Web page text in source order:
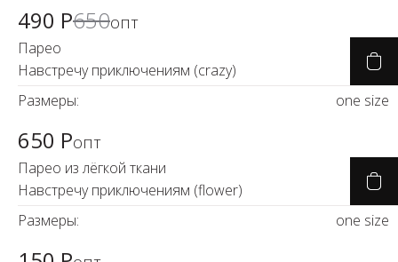
490 Р650опт
Парео
Навстречу приключениям (crazy)
Размеры:
one size
650 Ропт
Парео из лёгкой ткани
Навстречу приключениям (flower)
Размеры:
one size